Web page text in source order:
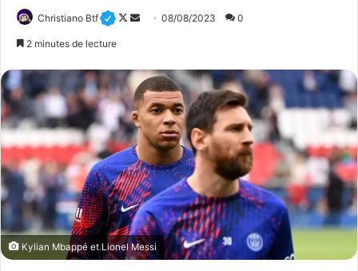
Christiano Btf
F
l
o
w
o
n
X
o
y
e
r
n
c
o
u
r
08/08/2023 0
2 minutes de lecture
Kylian Mbappé et Lionel Messi